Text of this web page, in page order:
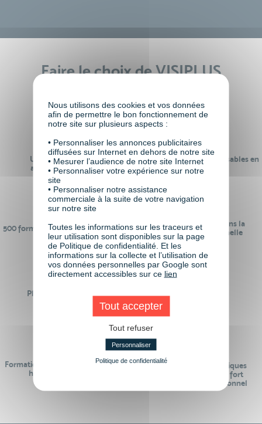
Faire le choix de VISIPLUS
Un réseau de 22 000
anciens participants
100% des formations réalisables en
digital learning
500 formations pour se préparer au
monde de demain
24 ans d'expérience dans la
formation professionnelle
Plus de 50 formations
Des intervenants
Formations réalisables pendant ou
hors temps de travail
Des contenus pédagogiques
« de pointe » et en lien fort
avec le monde professionnel
Nous utilisons des cookies et vos données
afin de permettre le bon fonctionnement de
notre site sur plusieurs aspects :
• Personnaliser les annonces publicitaires
diffusées sur Internet en dehors de notre site
• Mesurer l’audience de notre site Internet
• Personnaliser votre expérience sur notre
site
• Personnaliser notre assistance
commerciale à la suite de votre navigation
sur notre site
Toutes les informations sur les traceurs et
leur utilisation sont disponibles sur la page
de Politique de confidentialité. Et les
informations sur la collecte et l’utilisation de
vos données personnelles par Google sont
directement accessibles sur ce lien
Tout accepter
Tout refuser
Personnaliser
Politique de confidentialité